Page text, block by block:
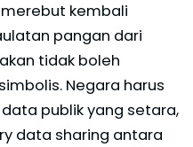
kembali
pangan dari
tidak boleh
Negara harus
publik yang setara,
data sharing antara